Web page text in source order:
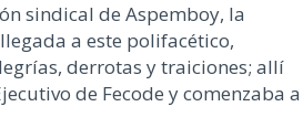
sindical de Aspemboy, la
a este polifacético,
derrotas y traiciones; allí
de Fecode y comenzaba a